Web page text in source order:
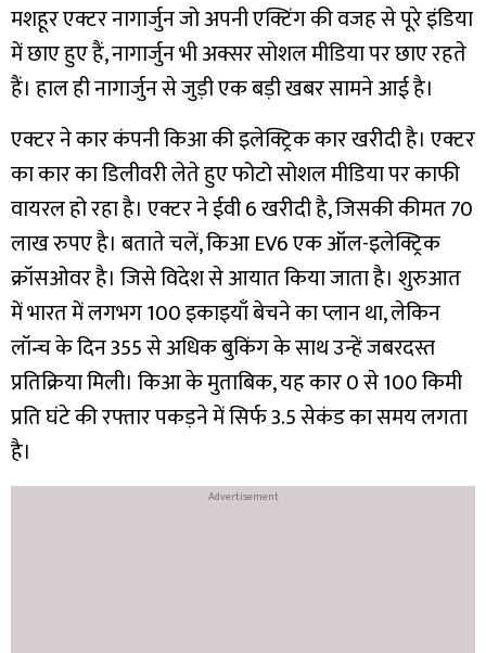
मशहूर एक्टर नागार्जुन जो अपनी एक्टिंग की वजह से पूरे इंडिया
में छाए हुए हैं, नागार्जुन भी अक्सर सोशल मीडिया पर छाए रहते
हैं। हाल ही नागार्जुन से जुड़ी एक बड़ी खबर सामने आई है।
एक्टर ने कार कंपनी किआ की इलेक्ट्रिक कार खरीदी है। एक्टर
का कार का डिलीवरी लेते हुए फोटो सोशल मीडिया पर काफी
वायरल हो रहा है। एक्टर ने ईवी 6 खरीदी है, जिसकी कीमत 70
लाख रुपए है। बताते चलें, किआ EV6 एक ऑल-इलेक्ट्रिक
क्रॉसओवर है। जिसे विदेश से आयात किया जाता है। शुरुआत
में भारत में लगभग 100 इकाइयाँ बेचने का प्लान था, लेकिन
लॉन्च के दिन 355 से अधिक बुकिंग के साथ उन्हें जबरदस्त
प्रतिक्रिया मिली। किआ के मुताबिक, यह कार 0 से 100 किमी
प्रति घंटे की रफ्तार पकड़ने में सिर्फ 3.5 सेकंड का समय लगता
है।